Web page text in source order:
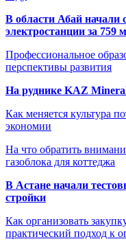
В области Абай начали
электростанции за 759
Профессиональное
перспективы развития
На руднике KAZ
Как меняется культура
экономии
На что обратить
газоблока для коттеджа
В Астане начали
стройки
Как организовать
практический подход к